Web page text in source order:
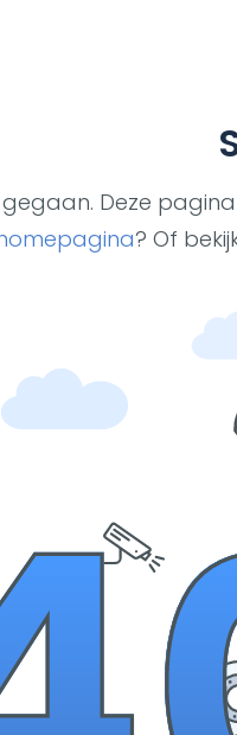
gegaan. Deze
? Of